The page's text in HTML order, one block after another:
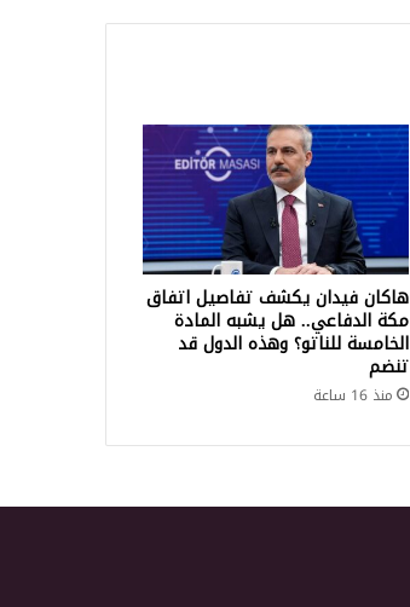
هاكان فيدان يكشف تفاصيل اتفاق
مكة الدفاعي.. هل يشبه المادة
الخامسة للناتو؟ وهذه الدول قد
تنضم
منذ 16 ساعة